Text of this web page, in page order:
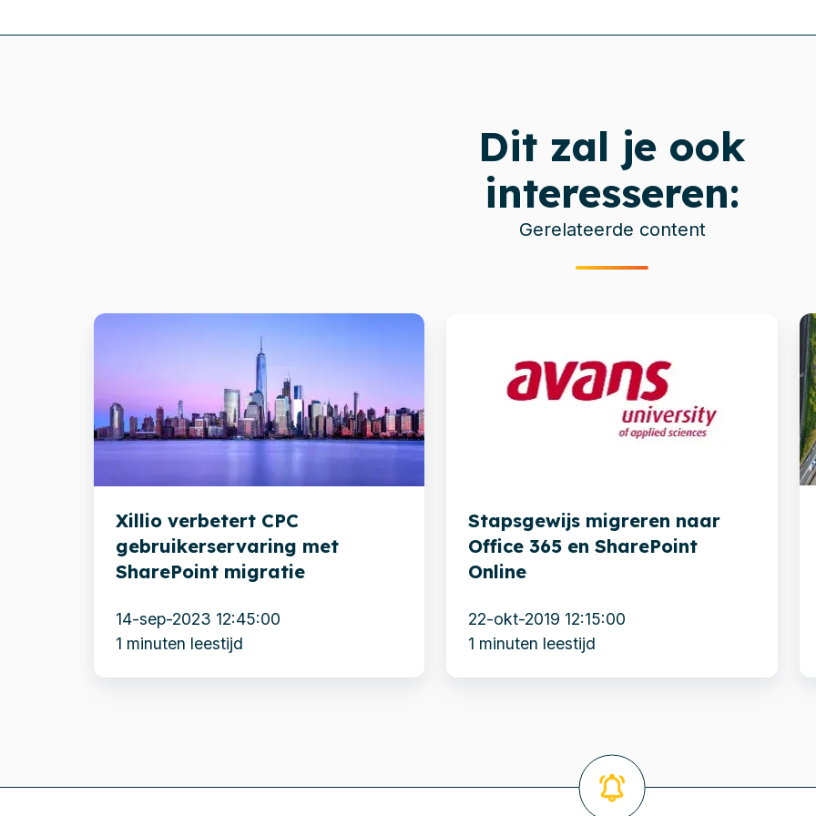
Dit zal je ook
interesseren:
Gerelateerde content
Xillio
gebruikerservaring
met
Xillio verbetert CPC
gebruikerservaring met
SharePoint migratie
14-sep-2023 12:45:00
1 minuten leestijd
migreren
Online
Stapsgewijs migreren naar
Office 365 en SharePoint
Online
22-okt-2019 12:15:00
1 minuten leestijd